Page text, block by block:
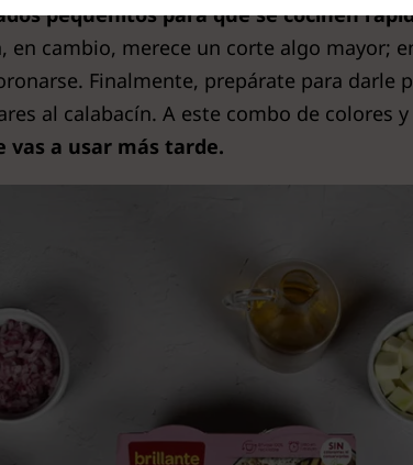
pequeñitos para que se cocinen
en cambio, merece un corte algo mayor;
Finalmente, prepárate para
al calabacín. A este combo de colores y
vas a usar más tarde.